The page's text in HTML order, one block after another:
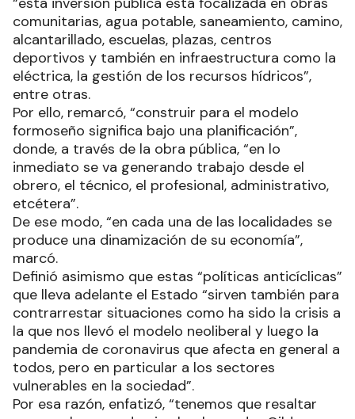
comunitarias, agua potable, saneamiento, camino,
alcantarillado, escuelas, plazas, centros
deportivos y también en infraestructura como la
eléctrica, la gestión de los recursos hídricos”,
entre otras.
Por ello, remarcó, “construir para el modelo
formoseño significa bajo una planificación”,
donde, a través de la obra pública, “en lo
inmediato se va generando trabajo desde el
obrero, el técnico, el profesional, administrativo,
etcétera”.
De ese modo, “en cada una de las localidades se
produce una dinamización de su economía”,
marcó.
Definió asimismo que estas “políticas anticíclicas”
que lleva adelante el Estado “sirven también para
contrarrestar situaciones como ha sido la crisis a
la que nos llevó el modelo neoliberal y luego la
pandemia de coronavirus que afecta en general a
todos, pero en particular a los sectores
vulnerables en la sociedad”.
Por esa razón, enfatizó, “tenemos que resaltar